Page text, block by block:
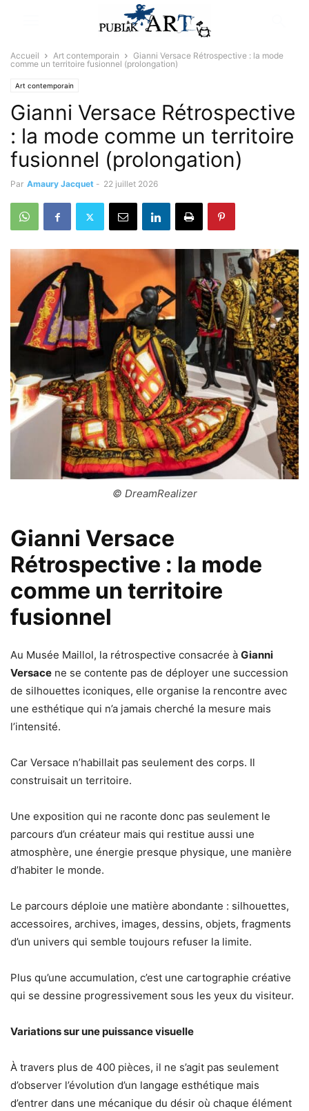
Accueil Art contemporain
Gianni Versace Rétrospective : la mode
comme un territoire fusionnel (prolongation)
Art contemporain
Gianni Versace Rétrospective
: la mode comme un territoire
fusionnel (prolongation)
Par Amaury Jacquet - 22 juillet 2026
© DreamRealizer
Gianni Versace
Rétrospective : la mode
comme un territoire
fusionnel
Au Musée Maillol, la rétrospective consacrée à Gianni
Versace ne se contente pas de déployer une succession
de silhouettes iconiques, elle organise la rencontre avec
une esthétique qui n’a jamais cherché la mesure mais
l’intensité.
Car Versace n’habillait pas seulement des corps. Il
construisait un territoire.
Une exposition qui ne raconte donc pas seulement le
parcours d’un créateur mais qui restitue aussi une
atmosphère, une énergie presque physique, une manière
d’habiter le monde.
Le parcours déploie une matière abondante : silhouettes,
accessoires, archives, images, dessins, objets, fragments
d’un univers qui semble toujours refuser la limite.
Plus qu’une accumulation, c’est une cartographie créative
qui se dessine progressivement sous les yeux du visiteur.
Variations sur une puissance visuelle
À travers plus de 400 pièces, il ne s’agit pas seulement
d’observer l’évolution d’un langage esthétique mais
d’entrer dans une mécanique du désir où chaque élément